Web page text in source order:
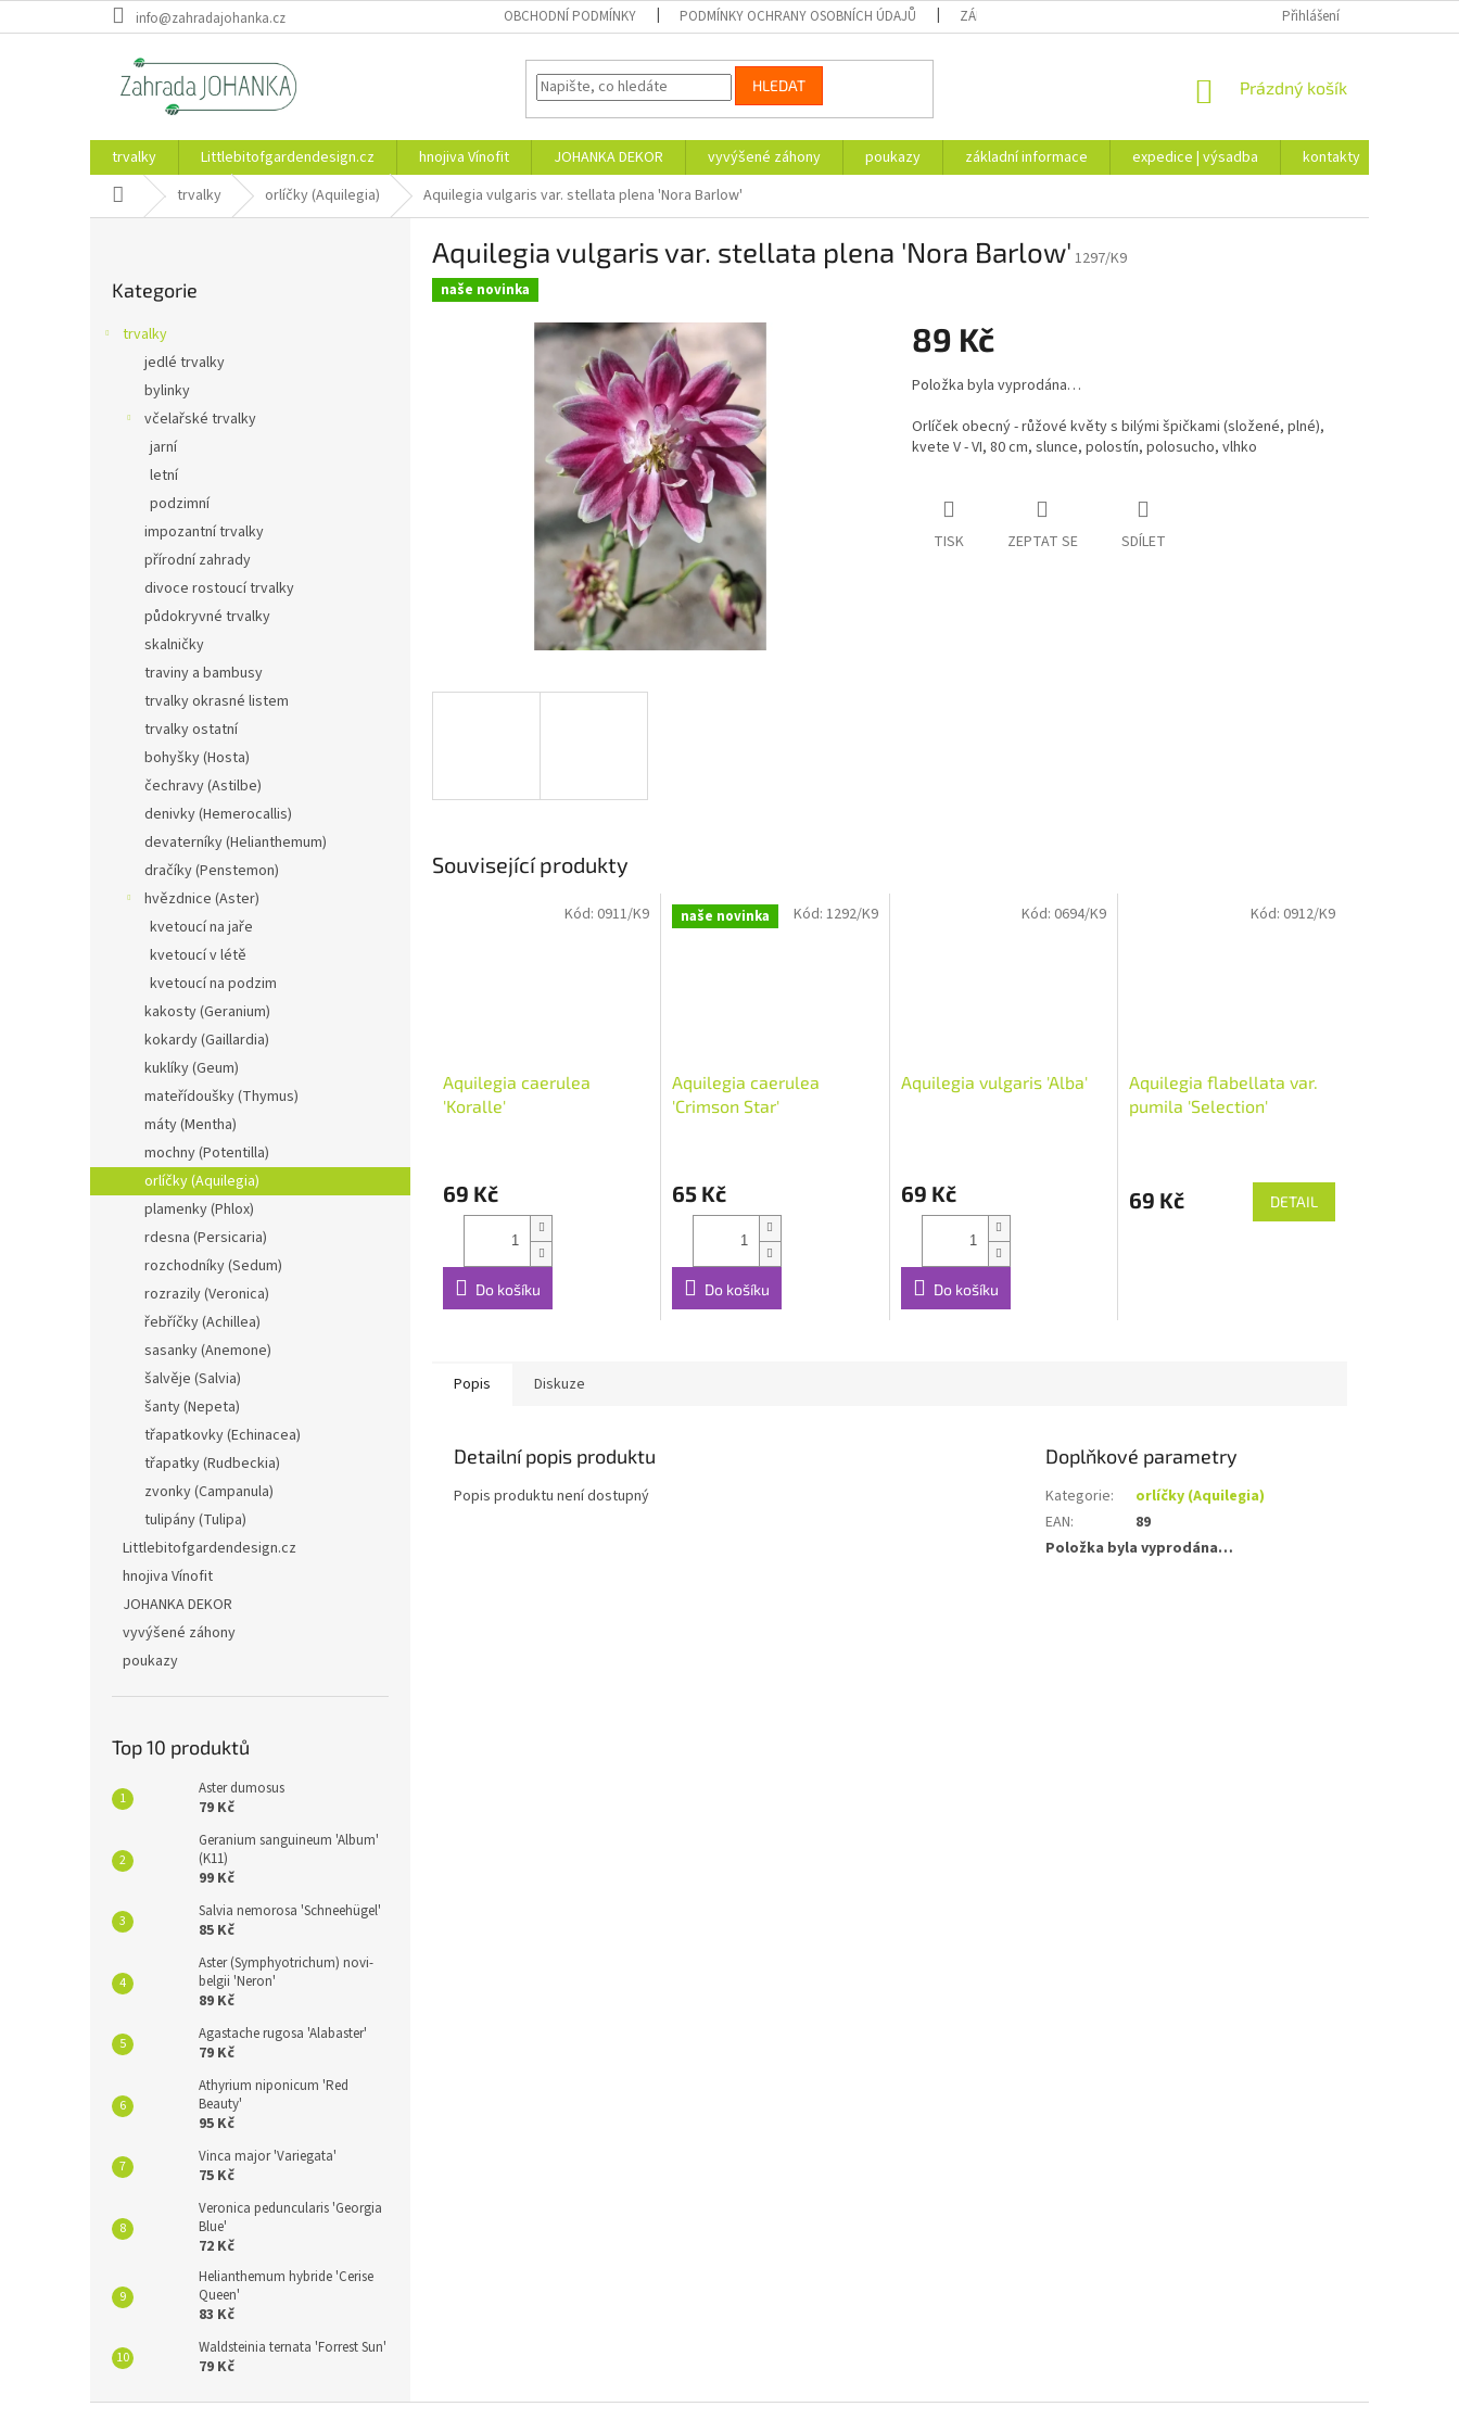
na
info@zahradajohanka.cz OBCHODNÍ PODMÍNKY PODMÍNKY OCHRANY OSOBNÍCH ÚDAJŮ ZÁKLADNÍ INFORMACE KONTAKTY
Přihlášení
HLEDAT
NÁKUPNÍ
Prázdný košík
trvalky Littlebitofgardendesign.cz hnojiva Vínofit JOHANKA DEKOR vyvýšené záhony poukazy základní informace expedice | výsadba
kontakty
Domů trvalky orlíčky (Aquilegia) Aquilegia vulgaris var. stellata plena 'Nora Barlow'
kategorie
Kategorie
trvalky
jedlé trvalky
bylinky
včelařské trvalky
jarní
letní
podzimní
impozantní trvalky
přírodní zahrady
divoce rostoucí trvalky
půdokryvné trvalky
skalničky
traviny a bambusy
trvalky okrasné listem
trvalky ostatní
bohyšky (Hosta)
čechravy (Astilbe)
denivky (Hemerocallis)
devaterníky (Helianthemum)
dračíky (Penstemon)
hvězdnice (Aster)
kvetoucí na jaře
kvetoucí v létě
kvetoucí na podzim
kakosty (Geranium)
kokardy (Gaillardia)
kuklíky (Geum)
mateřídoušky (Thymus)
máty (Mentha)
mochny (Potentilla)
orlíčky (Aquilegia)
plamenky (Phlox)
rdesna (Persicaria)
rozchodníky (Sedum)
rozrazily (Veronica)
řebříčky (Achillea)
sasanky (Anemone)
šalvěje (Salvia)
šanty (Nepeta)
třapatkovky (Echinacea)
třapatky (Rudbeckia)
zvonky (Campanula)
tulipány (Tulipa)
Littlebitofgardendesign.cz
hnojiva Vínofit
JOHANKA DEKOR
vyvýšené záhony
poukazy
Top 10 produktů
Aster dumosus
79 Kč
Geranium sanguineum 'Album'
(K11)
99 Kč
Salvia nemorosa 'Schneehügel'
85 Kč
Aster (Symphyotrichum) novi-
belgii 'Neron'
89 Kč
Agastache rugosa 'Alabaster'
79 Kč
Athyrium niponicum 'Red
Beauty'
95 Kč
Vinca major 'Variegata'
75 Kč
Veronica peduncularis 'Georgia
Blue'
72 Kč
Helianthemum hybride 'Cerise
Queen'
83 Kč
Waldsteinia ternata 'Forrest Sun'
79 Kč
Aquilegia vulgaris var. stellata plena 'Nora Barlow' 1297/K9
naše novinka
89 Kč
Měrná
cena:
Položka byla vyprodána…
Orlíček obecný - růžové květy s bilými špičkami (složené, plné),
kvete V - VI, 80 cm, slunce, polostín, polosucho, vlhko
TISK ZEPTAT SE SDÍLET
Související produkty
Aquilegia caerulea
'Koralle'
69 Kč
Do košíku
Kód: 0911/K9 naše novinka
Aquilegia caerulea
'Crimson Star'
65 Kč
Do košíku
Kód: 1292/K9
Aquilegia vulgaris 'Alba'
69 Kč
Do košíku
Kód: 0694/K9
Aquilegia flabellata var.
pumila 'Selection'
69 Kč DETAIL
Kód: 0912/K9
Popis Diskuze
Detailní popis produktu
Popis produktu není dostupný
Doplňkové parametry
Kategorie:
orlíčky (Aquilegia)
EAN:
89
Položka byla vyprodána…